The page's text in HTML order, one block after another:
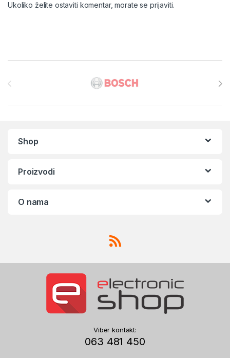
Ukoliko želite ostaviti komentar, morate se prijaviti.
Shop
Proizvodi
O nama
Viber kontakt:
063 481 450